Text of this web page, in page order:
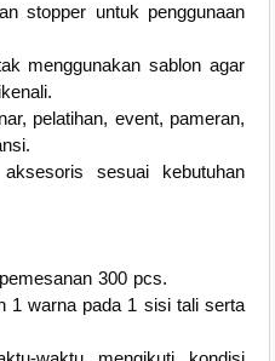
stopper untuk penggunaan
menggunakan sablon agar
pelatihan, event, pameran,
sesuai kebutuhan
300 pcs.
1 warna pada 1 sisi tali serta